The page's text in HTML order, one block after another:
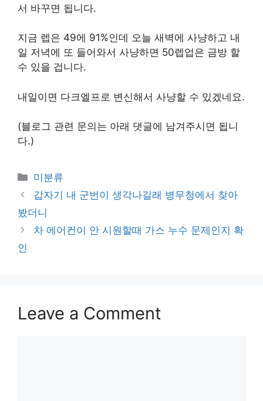
서 바꾸면 됩니다.
지금 렙은 49에 91%인데 오늘 새벽에 사냥하고 내
일 저녁에 또 들어와서 사냥하면 50렙업은 금방 할
수 있을 겁니다.
내일이면 다크엘프로 변신해서 사냥할 수 있겠네요.
(블로그 관련 문의는 아래 댓글에 남겨주시면 됩니
다.)
Categories
미분류
갑자기 내 군번이 생각나길래 병무청에서 찾아
봤더니
차 에어컨이 안 시원할때 가스 누수 문제인지 확
인
Leave a Comment